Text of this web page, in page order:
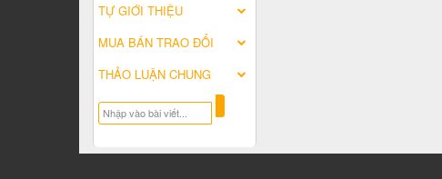
TỰ GIỚI THIỆU
MUA BÁN TRAO ĐỔI
THẢO LUẬN CHUNG